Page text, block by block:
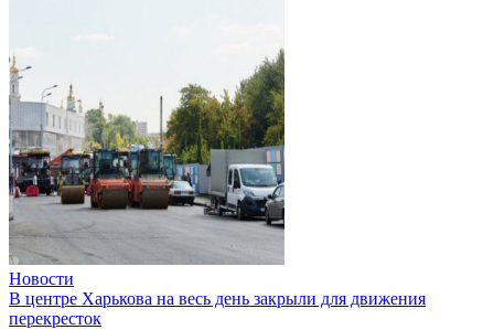
Новости
В центре Харькова на весь день закрыли для движения
перекресток